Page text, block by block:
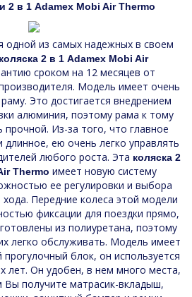
2 в 1 Adamex Mobi Air Thermo
одной из самых надежных в своем
2 в 1 Adamex Mobi Air
сроком на 12 месяцев от
Модель имеет очень
Это достигается внедрением
алюминия, поэтому рама к тому
прочной. Из-за того, что главное
длинное, ею очень легко управлять
любого роста. Эта коляска 2
Thermo имеет новую систему
ее регулировки и выбора
Передние колеса этой модели
фиксации для поездки прямо,
из полиуретана, поэтому
легко обслуживать. Модель имеет
блок, он используется
лет. Он удобен, в нем много места,
Вы получите матрасик-вкладыш,